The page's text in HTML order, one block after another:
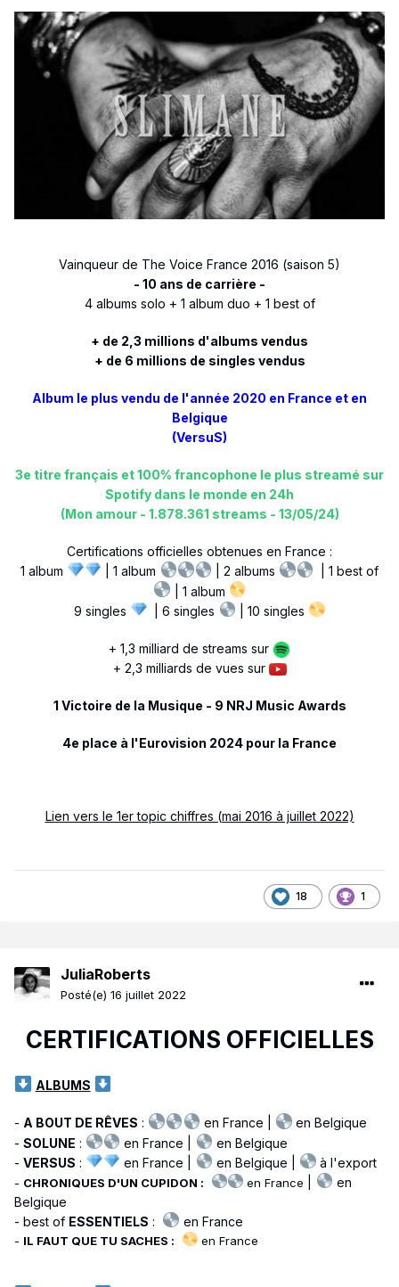
Vainqueur de The Voice France 2016 (saison 5)
- 10 ans de carrière -
4 albums solo + 1 album duo + 1 best of
+ de 2,3 millions d'albums vendus
+ de 6 millions de singles vendus
Album le plus vendu de l'année 2020 en France et en
Belgique
(VersuS)
3e titre français et 100% francophone le plus streamé sur
Spotify dans le monde en 24h
(Mon amour - 1.878.361 streams - 13/05/24)
Certifications officielles obtenues en France :
1 album
| 1 album | 2 albums
1 best of
| 1 album
9 singles
| 6 singles | 10 singles
+ 1,3 milliard de streams sur
+ 2,3 milliards de vues sur
1 Victoire de la Musique - 9 NRJ Music Awards
4e place à l'Eurovision 2024 pour la France
Lien vers le 1er topic chiffres (mai 2016 à juillet 2022)
18 1
JuliaRoberts
Posté(e) 16 juillet 2022
CERTIFICATIONS OFFICIELLES
ALBUMS
- A BOUT DE RÊVES : en France |
en Belgique
- SOLUNE : en France |
en Belgique
- VERSUS : en France | en Belgique | à l'export
- CHRONIQUES D'UN CUPIDON : en France
en
Belgique
- best of ESSENTIELS : en France
- IL FAUT QUE TU SACHES : en France